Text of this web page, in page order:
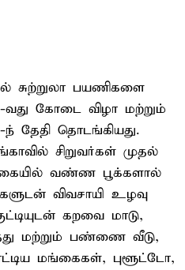
சுற்றுலா பயணிகளை
வது கோடை விழா மற்றும்
தேதி தொடங்கியது.
சிறுவர்கள் முதல்
வண்ண பூக்களால்
விவசாயி உழவு
கறவை மாடு,
மற்றும் பண்ணை வீடு,
மங்கைகள், புளூட்டோ,